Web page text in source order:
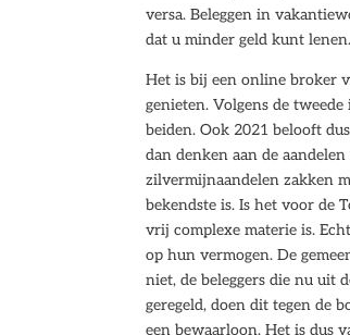
versa. Beleggen in
dat u minder geld kunt lenen.
Het is bij een online broker
genieten. Volgens de
beiden. Ook 2021 belooft
dan denken aan de
zilvermijnaandelen zakken
bekendste is. Is het voor de
vrij complexe materie is.
op hun vermogen. De
niet, de beleggers die nu uit
geregeld, doen dit tegen de
een bewaarloon. Het is dus